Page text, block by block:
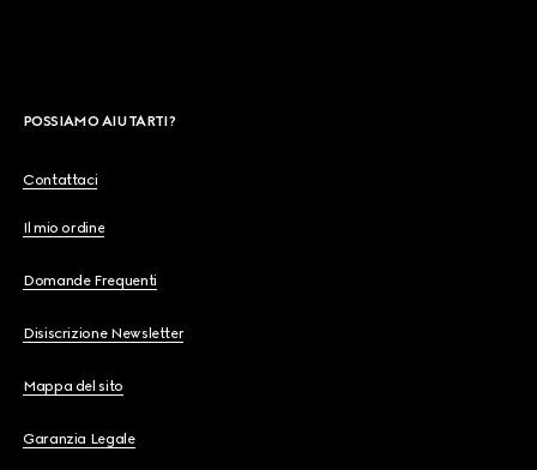
POSSIAMO AIUTARTI?
Contattaci
Il mio ordine
Domande Frequenti
Disiscrizione Newsletter
Mappa del sito
Garanzia Legale